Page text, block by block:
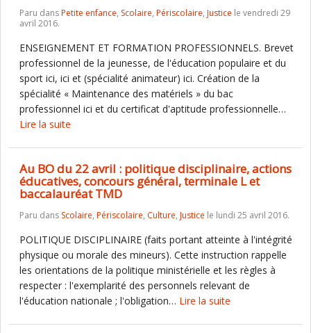
Paru dansPetite enfance, Scolaire, Périscolaire, Justice le vendredi 29
avril 2016.
ENSEIGNEMENT ET FORMATION PROFESSIONNELS. Brevet
professionnel de la jeunesse, de l'éducation populaire et du
sport ici, ici et (spécialité animateur) ici. Création de la
spécialité « Maintenance des matériels » du bac
professionnel ici et du certificat d'aptitude professionnelle…
Lire la suite
Au BO du 22 avril : politique disciplinaire, actions
éducatives, concours général, terminale L et
baccalauréat TMD
Paru dans Scolaire, Périscolaire, Culture, Justice le lundi 25 avril 2016.
POLITIQUE DISCIPLINAIRE (faits portant atteinte à l'intégrité
physique ou morale des mineurs). Cette instruction rappelle
les orientations de la politique ministérielle et les règles à
respecter : l'exemplarité des personnels relevant de
l'éducation nationale ; l'obligation… Lire la suite